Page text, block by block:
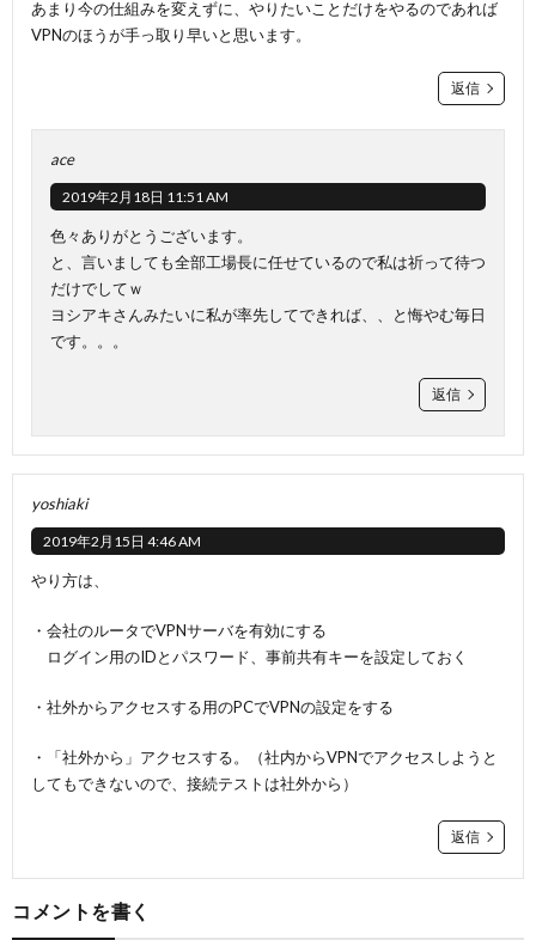
あまり今の仕組みを変えずに、やりたいことだけをやるのであれば
VPNのほうが手っ取り早いと思います。
返信
ace
2019年2月18日 11:51 AM
色々ありがとうございます。
と、言いましても全部工場長に任せているので私は祈って待つ
だけでしてｗ
ヨシアキさんみたいに私が率先してできれば、、と悔やむ毎日
です。。。
返信
yoshiaki
2019年2月15日 4:46 AM
やり方は、
・会社のルータでVPNサーバを有効にする
ログイン用のIDとパスワード、事前共有キーを設定しておく
・社外からアクセスする用のPCでVPNの設定をする
・「社外から」アクセスする。（社内からVPNでアクセスしようと
してもできないので、接続テストは社外から）
返信
コメントを書く